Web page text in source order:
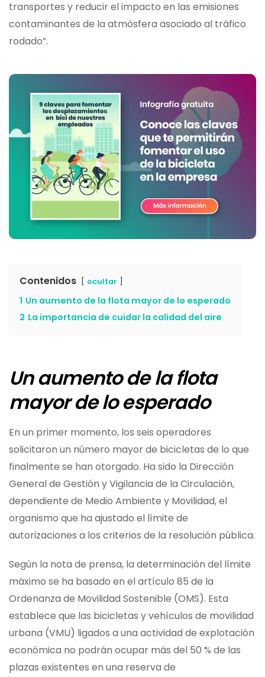
transportes y reducir el impacto en las emisiones
contaminantes de la atmósfera asociado al tráfico
rodado”.
Contenidos ocultar
1 Un aumento de la flota mayor de lo esperado
2 La importancia de cuidar la calidad del aire
Un aumento de la flota
mayor de lo esperado
En un primer momento, los seis operadores
solicitaron un número mayor de bicicletas de lo que
finalmente se han otorgado. Ha sido la Dirección
General de Gestión y Vigilancia de la Circulación,
dependiente de Medio Ambiente y Movilidad, el
organismo que ha ajustado el límite de
autorizaciones a los criterios de la resolución pública.
Según la nota de prensa, la determinación del límite
máximo se ha basado en el artículo 85 de la
Ordenanza de Movilidad Sostenible (OMS). Esta
establece que las bicicletas y vehículos de movilidad
urbana (VMU) ligados a una actividad de explotación
económica no podrán ocupar más del 50 % de las
plazas existentes en una reserva de